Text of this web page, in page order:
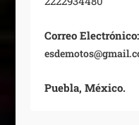
Correo Electrónico:
Puebla, México.